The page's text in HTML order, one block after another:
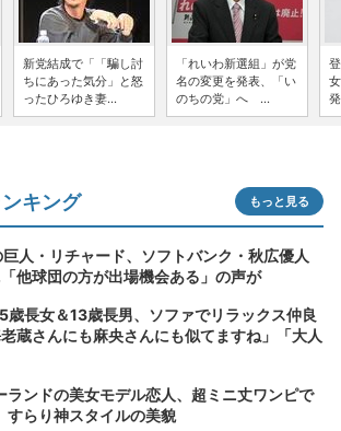
新党結成で「「騙し討
ちにあった気分」と怒
ったひろゆき妻...
「れいわ新選組」が党
名の変更を発表、「い
のちの党」へ ...
キング もっと見る
人・リチャード、ソフトバンク・秋広優人
他球団の方が出場機会ある」の声が
歳長女＆13歳長男、ソファでリラックス仲良
蔵さんにも麻央さんにも似てますね」「大人
ランドの美女モデル恋人、超ミニ丈ワンピで
らり神スタイルの美貌